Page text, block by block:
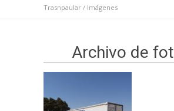
Trasnpaular / Imágenes
Archivo de